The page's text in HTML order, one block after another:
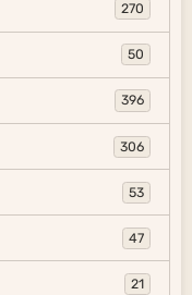
270
50
396
306
53
47
21